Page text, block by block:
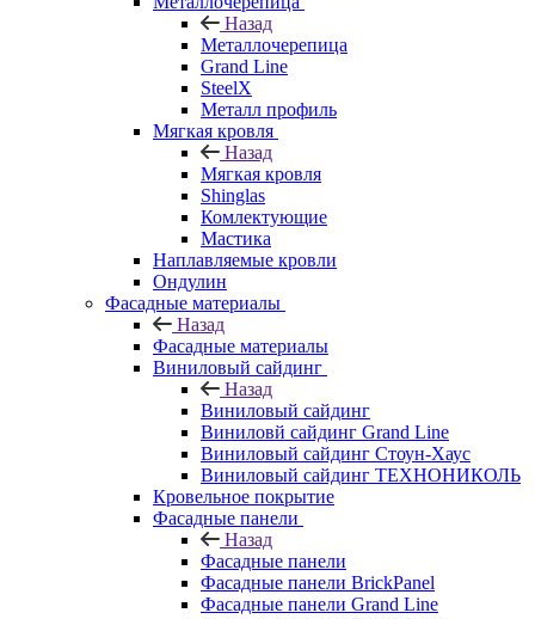
Назад
Металлочерепица
Grand Line
SteelX
Металл профиль
Мягкая кровля
Назад
Мягкая кровля
Shinglas
Комлектующие
Мастика
Наплавляемые кровли
Ондулин
Фасадные материалы
Назад
Фасадные материалы
Виниловый сайдинг
Назад
Виниловый сайдинг
Виниловй сайдинг Grand Line
Виниловый сайдинг Стоун-Хаус
Виниловый сайдинг ТЕХНОНИКОЛЬ
Кровельное покрытие
Фасадные панели
Назад
Фасадные панели
Фасадные панели BrickPanel
Фасадные панели Grand Line